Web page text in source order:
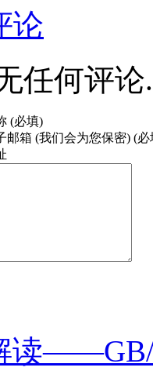
论
任何评论.
(必填)
邮箱 (我们会为您保密) (必
读——GB/